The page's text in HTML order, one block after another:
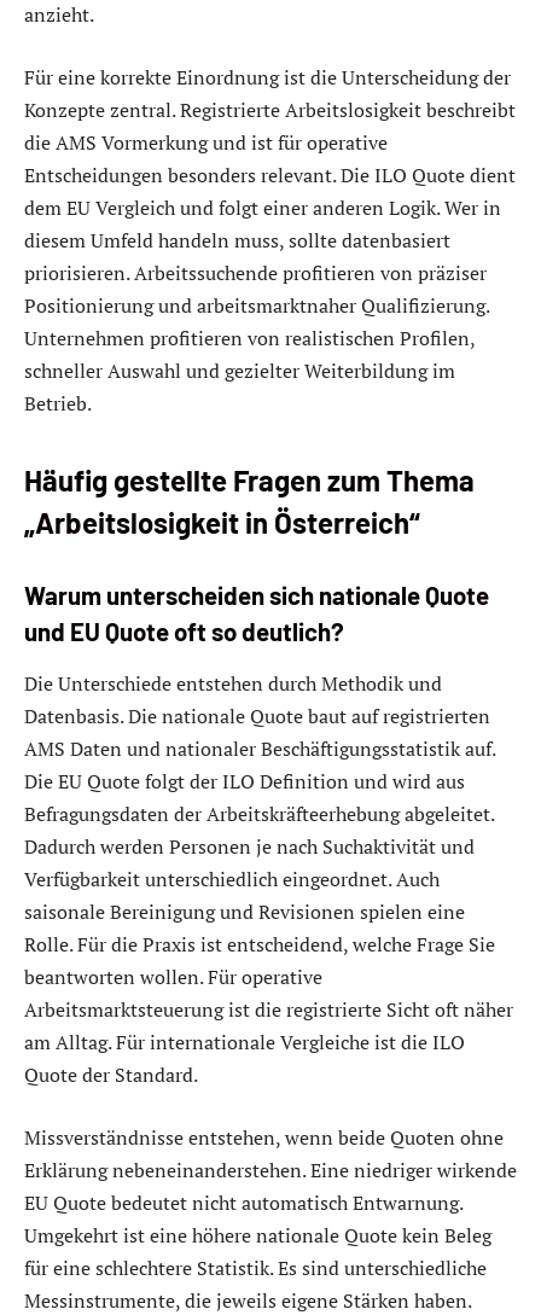
anzieht.
Für eine korrekte Einordnung ist die Unterscheidung der
Konzepte zentral. Registrierte Arbeitslosigkeit beschreibt
die AMS Vormerkung und ist für operative
Entscheidungen besonders relevant. Die ILO Quote dient
dem EU Vergleich und folgt einer anderen Logik. Wer in
diesem Umfeld handeln muss, sollte datenbasiert
priorisieren. Arbeitssuchende profitieren von präziser
Positionierung und arbeitsmarktnaher Qualifizierung.
Unternehmen profitieren von realistischen Profilen,
schneller Auswahl und gezielter Weiterbildung im
Betrieb.
Häufig gestellte Fragen zum Thema
„Arbeitslosigkeit in Österreich“
Warum unterscheiden sich nationale Quote
und EU Quote oft so deutlich?
Die Unterschiede entstehen durch Methodik und
Datenbasis. Die nationale Quote baut auf registrierten
AMS Daten und nationaler Beschäftigungsstatistik auf.
Die EU Quote folgt der ILO Definition und wird aus
Befragungsdaten der Arbeitskräfteerhebung abgeleitet.
Dadurch werden Personen je nach Suchaktivität und
Verfügbarkeit unterschiedlich eingeordnet. Auch
saisonale Bereinigung und Revisionen spielen eine
Rolle. Für die Praxis ist entscheidend, welche Frage Sie
beantworten wollen. Für operative
Arbeitsmarktsteuerung ist die registrierte Sicht oft näher
am Alltag. Für internationale Vergleiche ist die ILO
Quote der Standard.
Missverständnisse entstehen, wenn beide Quoten ohne
Erklärung nebeneinanderstehen. Eine niedriger wirkende
EU Quote bedeutet nicht automatisch Entwarnung.
Umgekehrt ist eine höhere nationale Quote kein Beleg
für eine schlechtere Statistik. Es sind unterschiedliche
Messinstrumente, die jeweils eigene Stärken haben.